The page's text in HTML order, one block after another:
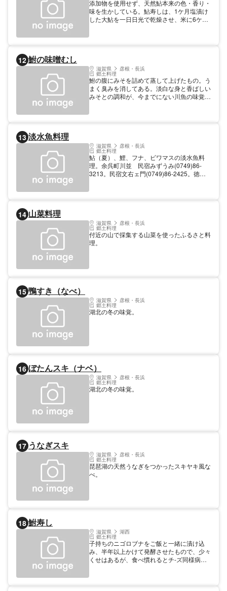
添加物を使用せず、天然鮎本来の色・香り・
味を生かしている。鮎寿しは、1ケ月塩漬け
した大鮎を一日日光で乾燥させ、米に6ケ月
12 鮒の味噌むし
滋賀県 彦根・長浜
郷土料理
鮒の腹にみそを詰めて蒸して上げたもの。う
まく臭みを消してある。淡白な身と香ばしい
みそとの調和が、今までにない川魚の味覚を
13 淡水魚料理
滋賀県 彦根・長浜
郷土料理
鮎（夏）、鯉、フナ、ビワマスの淡水魚料
理。余呉町川並 民宿みずうみ(0749)86-
3213。民宿文右ェ門(0749)86-2425。徳山
14 山菜料理
滋賀県 彦根・長浜
郷土料理
付近の山で採集する山菜を使ったふるさと料
理。
15 鴨すき（なべ）
滋賀県 彦根・長浜
郷土料理
湖北の冬の味覚。
16 ぼたんスキ（ナベ）
滋賀県 彦根・長浜
郷土料理
湖北の冬の味覚。
17 うなぎスキ
滋賀県 彦根・長浜
郷土料理
琵琶湖の天然うなぎをつかったスキヤキ風な
べ。
18 鮒寿し
滋賀県 湖西
郷土料理
子持ちのニゴロブナをご飯と一緒に漬け込
み、半年以上かけて発酵させたもので、少々
くせはあるが、食べ慣れるとチ-ズ同様病み